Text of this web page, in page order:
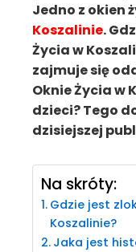
Jedno z okien
Koszalinie.
Życia w
zajmuje się
Oknie Życia w
dzieci? Tego
dzisiejszej
Na skróty:
Gdzie jest
Koszalinie?
Jaka jest